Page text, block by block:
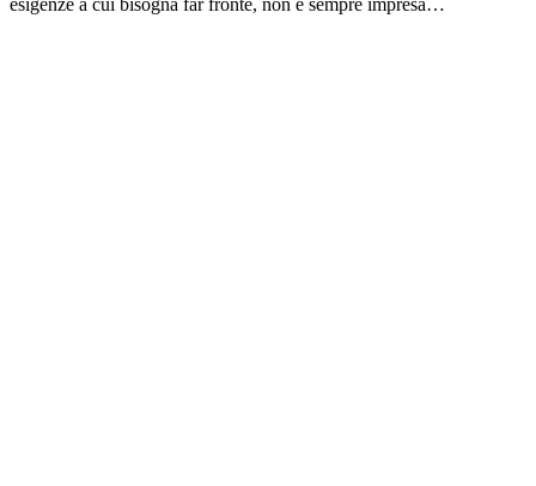
esigenze a cui bisogna far fronte, non è sempre impresa…